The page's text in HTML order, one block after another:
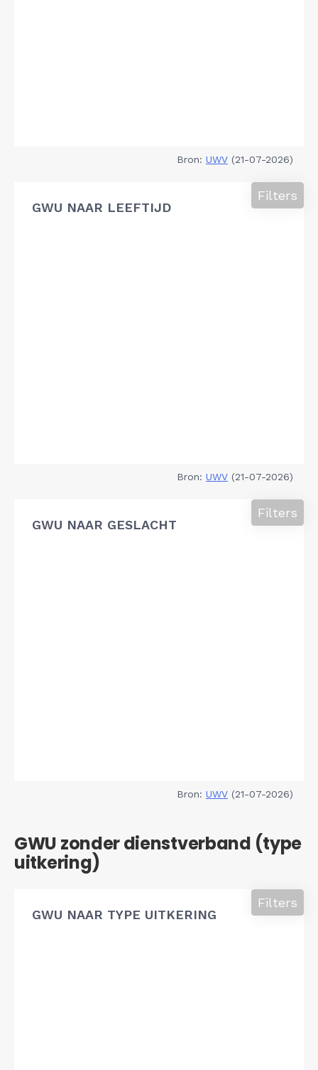
Bron: UWV (21-07-2026)
GWU NAAR LEEFTIJD
Filters
Bron: UWV (21-07-2026)
GWU NAAR GESLACHT
Filters
Bron: UWV (21-07-2026)
GWU zonder dienstverband (type
uitkering)
GWU NAAR TYPE UITKERING
Filters